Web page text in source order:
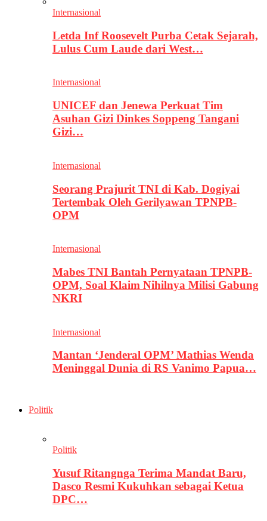
Internasional
Letda Inf Roosevelt Purba Cetak Sejarah,
Lulus Cum Laude dari West…
Internasional
UNICEF dan Jenewa Perkuat Tim
Asuhan Gizi Dinkes Soppeng Tangani
Gizi…
Internasional
Seorang Prajurit TNI di Kab. Dogiyai
Tertembak Oleh Gerilyawan TPNPB-
OPM
Internasional
Mabes TNI Bantah Pernyataan TPNPB-
OPM, Soal Klaim Nihilnya Milisi Gabung
NKRI
Internasional
Mantan ‘Jenderal OPM’ Mathias Wenda
Meninggal Dunia di RS Vanimo Papua…
Politik
Politik
Yusuf Ritangnga Terima Mandat Baru,
Dasco Resmi Kukuhkan sebagai Ketua
DPC…